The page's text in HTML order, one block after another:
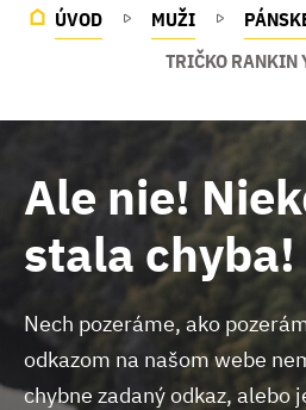
ÚVOD MUŽI
TRIČKO RANKIN
Ale nie!
stala chyba!
Nech pozeráme, ako
odkazom na našom webe
chybne zadaný odkaz, alebo